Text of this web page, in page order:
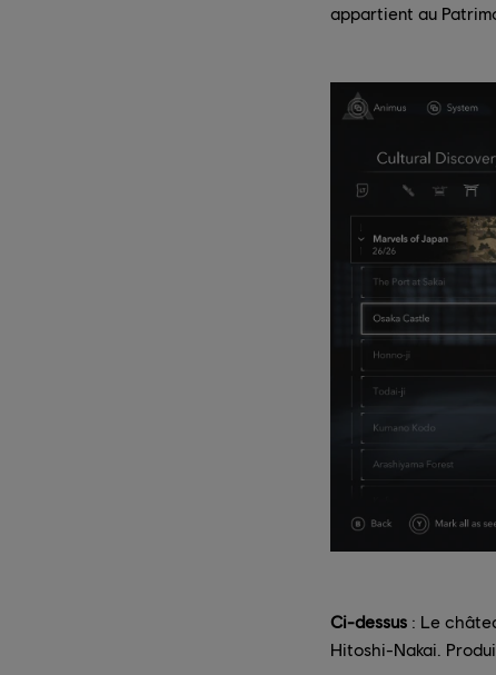
appartient au
Ci-dessus : Le
Hitoshi-Nakai.